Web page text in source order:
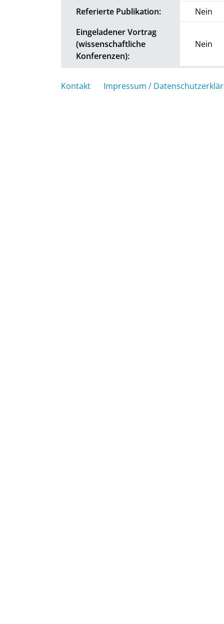
Referierte Publikation:
Nein
Eingeladener Vortrag
(wissenschaftliche
Konferenzen):
Nein
Kontakt Impressum /